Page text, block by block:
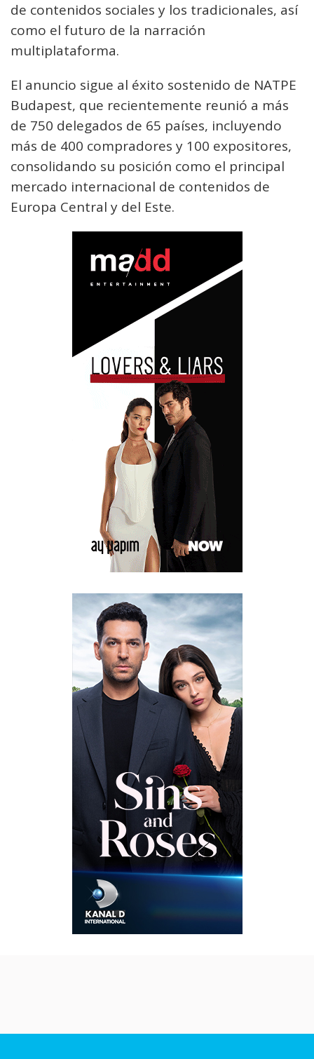
de contenidos sociales y los tradicionales, así
como el futuro de la narración
multiplataforma.
El anuncio sigue al éxito sostenido de NATPE
Budapest, que recientemente reunió a más
de 750 delegados de 65 países, incluyendo
más de 400 compradores y 100 expositores,
consolidando su posición como el principal
mercado internacional de contenidos de
Europa Central y del Este.